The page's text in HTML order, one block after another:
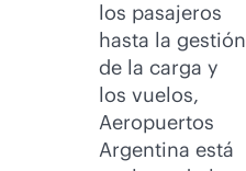
los pasajeros
hasta la gestión
de la carga y
los vuelos,
Aeropuertos
Argentina está